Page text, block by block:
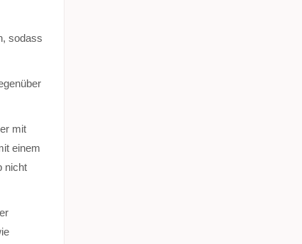
sodass
mit
einem
nicht